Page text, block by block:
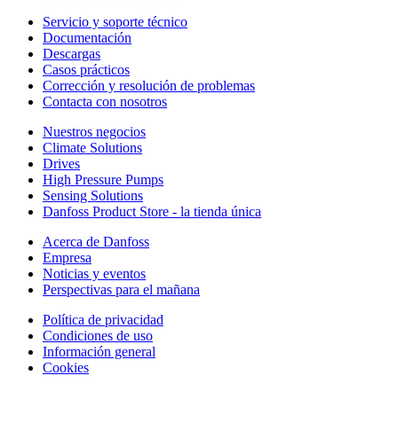
Servicio y soporte técnico
Documentación
Descargas
Casos prácticos
Corrección y resolución de problemas
Contacta con nosotros
Nuestros negocios
Climate Solutions
Drives
High Pressure Pumps
Sensing Solutions
Danfoss Product Store - la tienda única
Acerca de Danfoss
Empresa
Noticias y eventos
Perspectivas para el mañana
Política de privacidad
Condiciones de uso
Información general
Cookies